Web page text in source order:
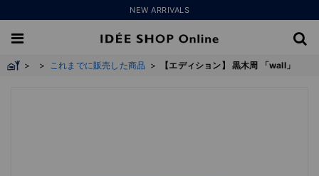
NEW ARRIVALS
> > これまでに販売した商品 > 【エディション】 黒木周 「wall」